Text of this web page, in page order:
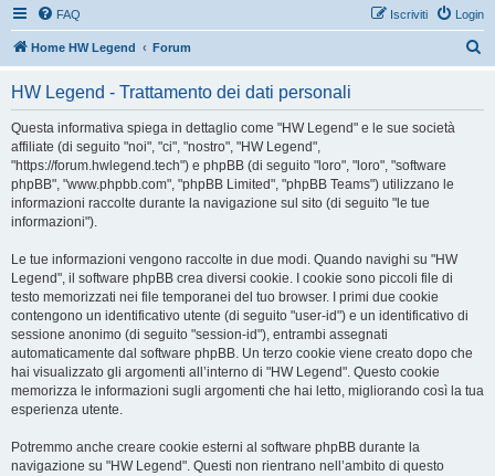
FAQ Login
Iscriviti
Home HW Legend Forum
HW Legend - Trattamento dei dati personali
Questa informativa spiega in dettaglio come "HW Legend" e le sue società
affiliate (di seguito "noi", "ci", "nostro", "HW Legend",
"https://forum.hwlegend.tech") e phpBB (di seguito "loro", "loro", "software
phpBB", "www.phpbb.com", "phpBB Limited", "phpBB Teams") utilizzano le
informazioni raccolte durante la navigazione sul sito (di seguito "le tue
informazioni").
Le tue informazioni vengono raccolte in due modi. Quando navighi su "HW
Legend", il software phpBB crea diversi cookie. I cookie sono piccoli file di
testo memorizzati nei file temporanei del tuo browser. I primi due cookie
contengono un identificativo utente (di seguito "user-id") e un identificativo di
sessione anonimo (di seguito "session-id"), entrambi assegnati
automaticamente dal software phpBB. Un terzo cookie viene creato dopo che
hai visualizzato gli argomenti all’interno di "HW Legend". Questo cookie
memorizza le informazioni sugli argomenti che hai letto, migliorando così la tua
esperienza utente.
Potremmo anche creare cookie esterni al software phpBB durante la
navigazione su "HW Legend". Questi non rientrano nell’ambito di questo